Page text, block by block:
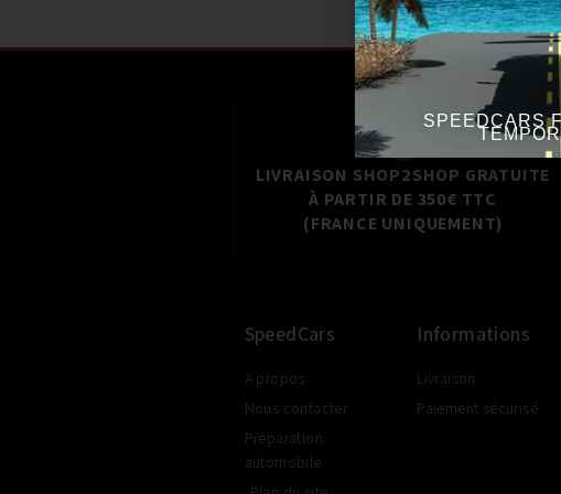
LIVRAISON SHOP2SHOP GRATUITE
À PARTIR DE 350€ TTC
(FRANCE UNIQUEMENT)
SpeedCars
A propos
Nous contacter
Préparation
automobile
Informations
Livraison
Paiement sécurisé
SPEEDCARS